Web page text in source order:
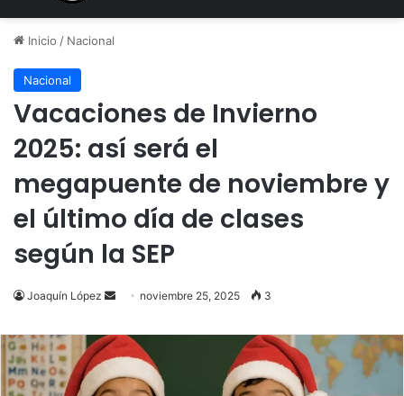
Inicio / Nacional
Nacional
Vacaciones de Invierno
2025: así será el
megapuente de noviembre y
el último día de clases
según la SEP
Joaquín López
Send
email
noviembre 25, 2025 3